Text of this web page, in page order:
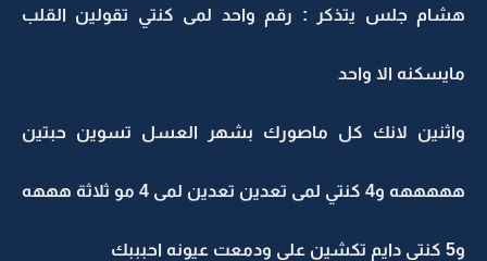
هشام جلس يتذكر : رقم واحد لمى كنتي تقولين القلب
مايسكنه الا واحد
واثنين لانك كل ماصورك بشهر العسل تسوين حبتين
هههههه و4 كنتي لمى تعدين تعدين لمى 4 مو ثلاثة هههه
و5 كنتي دايم تكشين علي ودمعت عيونه احبببك